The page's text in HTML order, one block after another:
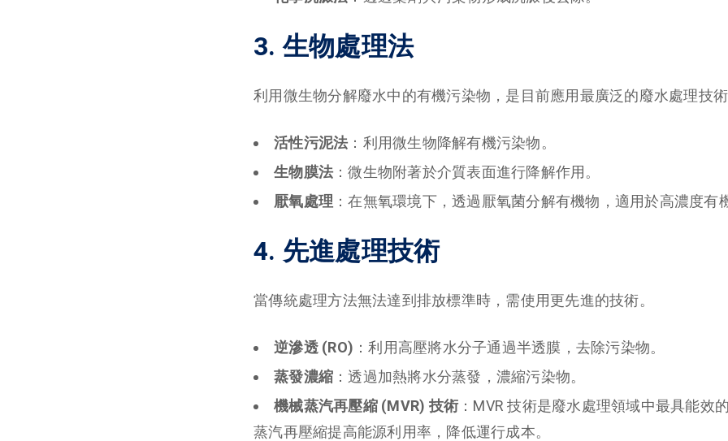
3. 生物處理法
利用微生物分解廢水中的有機污染物，是目前應用最廣泛的廢水處理技
活性污泥法：利用微生物降解有機污染物。
生物膜法：微生物附著於介質表面進行降解作用。
厭氧處理 ：在無氧環境下，透過厭氧菌分解有機物，適用於高濃度有
4. 先進處理技術
當傳統處理方法無法達到排放標準時，需使用更先進的技術。
逆滲透 (RO) ：利用高壓將水分子通過半透膜，去除污染物。
蒸發濃縮 ：透過加熱將水分蒸發，濃縮污染物。
機械蒸汽再壓縮 (MVR) 技術 ：MVR 技術是廢水處理領域中最具能效
蒸汽再壓縮提高能源利用率，降低運行成本。